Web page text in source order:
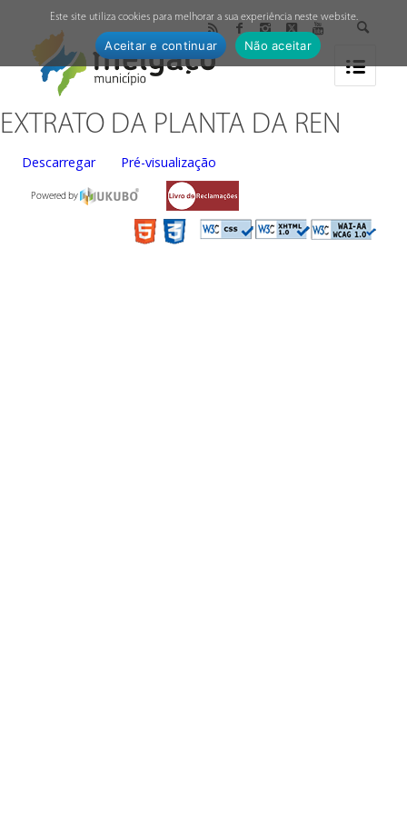
EXTRATO DA PLANTA DA REN
Descarregar Pré-visualização
Powered by
Este site utiliza cookies para melhorar a sua experiência neste website.
Aceitar e continuar Não aceitar